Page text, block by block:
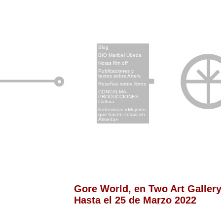
Blog
BIO Maribel Úbeda
Notas film off
Publicaciones y
textos sobre Arte/s
Reseñas sobre libros
CONCALMA-
PRODUCCIONES.
Cultura
Entrevistas «Mujeres
que hacen cosas en
Almería»
Gore World, en Two Art
Hasta el 25 de Marzo 2022